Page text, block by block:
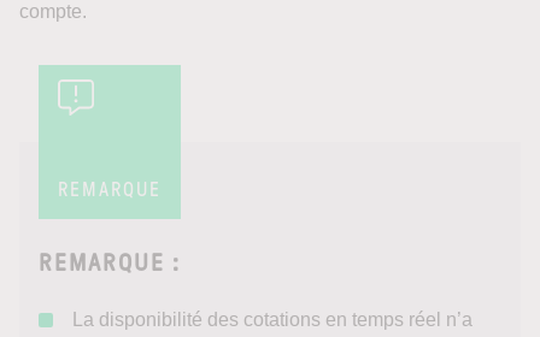
compte.
REMARQUE
REMARQUE :
La disponibilité des cotations en temps réel n’a